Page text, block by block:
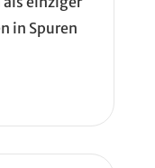
in Spuren